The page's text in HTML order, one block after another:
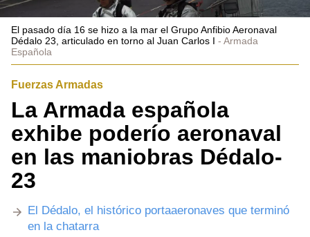
El pasado día 16 se hizo a la mar el Grupo Anfibio Aeronaval
Dédalo 23, articulado en torno al Juan Carlos I
Armada
Española
Fuerzas Armadas
La Armada española
exhibe poderío aeronaval
en las maniobras Dédalo-
23
El Dédalo, el histórico portaaeronaves que terminó
en la chatarra